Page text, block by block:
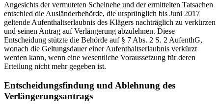
Angesichts der vermuteten Scheinehe und der ermittelten Tatsachen
entschied die Ausländerbehörde, die ursprünglich bis Juni 2017
geltende Aufenthaltserlaubnis des Klägers nachträglich zu verkürzen
und seinen Antrag auf Verlängerung abzulehnen. Diese
Entscheidung stützte die Behörde auf § 7 Abs. 2 S. 2 AufenthG,
wonach die Geltungsdauer einer Aufenthaltserlaubnis verkürzt
werden kann, wenn eine wesentliche Voraussetzung für deren
Erteilung nicht mehr gegeben ist.
Entscheidungsfindung und Ablehnung des
Verlängerungsantrags